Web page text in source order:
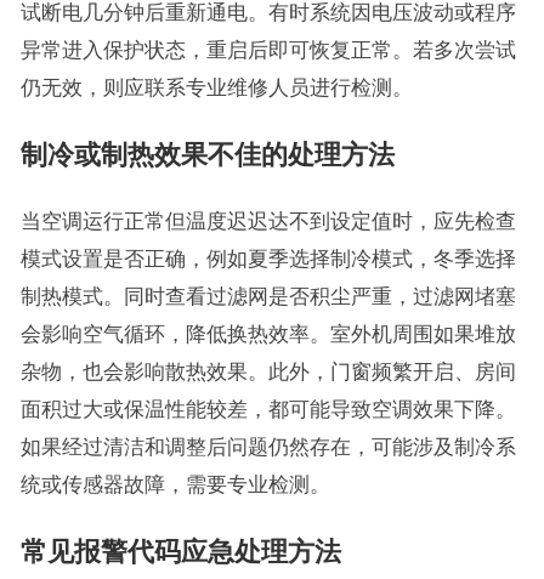
试断电几分钟后重新通电。有时系统因电压波动或程序
异常进入保护状态，重启后即可恢复正常。若多次尝试
仍无效，则应联系专业维修人员进行检测。
制冷或制热效果不佳的处理方法
当空调运行正常但温度迟迟达不到设定值时，应先检查
模式设置是否正确，例如夏季选择制冷模式，冬季选择
制热模式。同时查看过滤网是否积尘严重，过滤网堵塞
会影响空气循环，降低换热效率。室外机周围如果堆放
杂物，也会影响散热效果。此外，门窗频繁开启、房间
面积过大或保温性能较差，都可能导致空调效果下降。
如果经过清洁和调整后问题仍然存在，可能涉及制冷系
统或传感器故障，需要专业检测。
常见报警代码应急处理方法